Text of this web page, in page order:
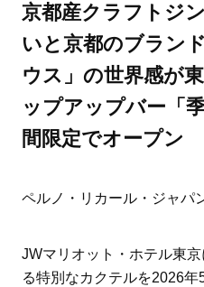
ママとパパに贈る「ジェ
京都産クラフトジ
いと京都のブラン
ウス」の世界感が
ップアップバー「
間限定でオープン
ペルノ・リカール・ジャパ
JWマリオット・ホテル東
る特別なカクテルを2026